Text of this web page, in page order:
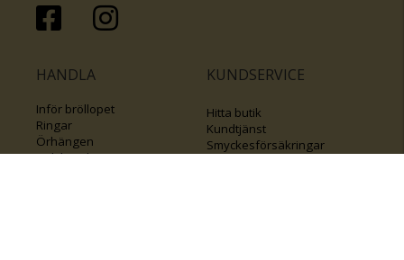
HANDLA
Inför bröllopet
Ringar
Örhängen
Halsband
KUNDSERVICE
Hitta butik
Kundtjänst
Smyckesförsäkringar